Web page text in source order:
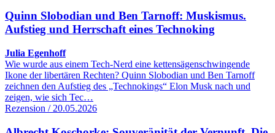
Quinn Slobodian und Ben Tarnoff: Muskismus.
Aufstieg und Herrschaft eines Technoking
Julia Egenhoff
Wie wurde aus einem Tech-Nerd eine kettensägenschwingende
Ikone der libertären Rechten? Quinn Slobodian und Ben Tarnoff
zeichnen den Aufstieg des „Technokings“ Elon Musk nach und
zeigen, wie sich Tec…
Rezension / 20.05.2026